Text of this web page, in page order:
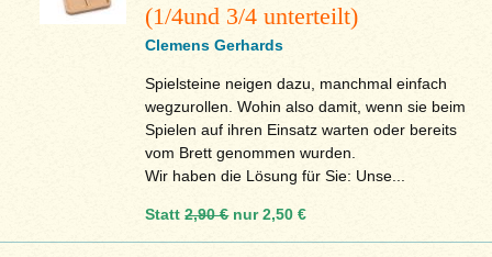
(1/4und 3/4 unterteilt)
Clemens Gerhards
Spielsteine neigen dazu, manchmal einfach
wegzurollen. Wohin also damit, wenn sie beim
Spielen auf ihren Einsatz warten oder bereits
vom Brett genommen wurden.
Wir haben die Lösung für Sie: Unse...
Statt2,90 €nur2,50 €